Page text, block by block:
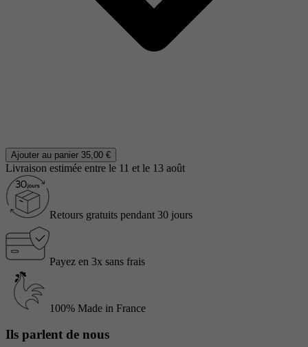
Ajouter au panier 35,00 €
Livraison estimée entre le 11 et le 13 août
Retours gratuits pendant 30 jours
Payez en 3x sans frais
100% Made in France
Ils parlent de nous